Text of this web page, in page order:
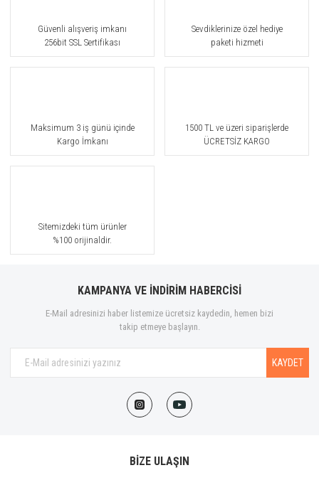
Güvenli alışveriş imkanı
256bit SSL Sertifikası
Sevdiklerinize özel hediye
paketi hizmeti
Maksimum 3 iş günü içinde
Kargo İmkanı
1500 TL ve üzeri siparişlerde
ÜCRETSİZ KARGO
Sitemizdeki tüm ürünler
%100 orijinaldir.
KAMPANYA VE İNDİRİM HABERCİSİ
E-Mail adresinizi haber listemize ücretsiz kaydedin, hemen bizi
takip etmeye başlayın.
KAYDET
BİZE ULAŞIN